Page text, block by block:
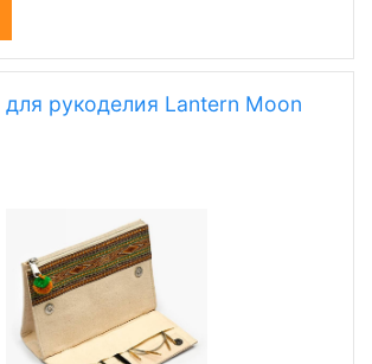
для рукоделия Lantern Moon